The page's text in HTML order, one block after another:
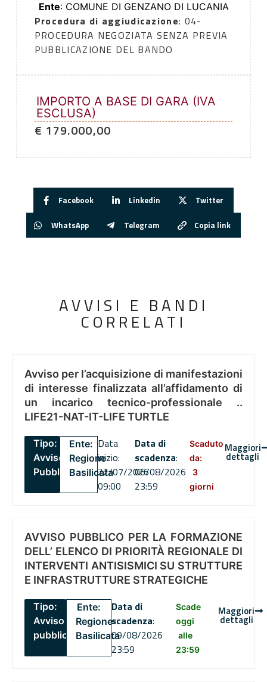
Ente: COMUNE DI GENZANO DI LUCANIA
Procedura di aggiudicazione: 04-
PROCEDURA NEGOZIATA SENZA PREVIA
PUBBLICAZIONE DEL BANDO
IMPORTO A BASE DI GARA (IVA
ESCLUSA)
€ 179.000,00
Facebook Linkedin Twitter
WhatsApp Telegram Copia link
AVVISI E BANDI
CORRELATI
Avviso per l’acquisizione di manifestazioni
di interesse finalizzata all’affidamento di
un incarico tecnico-professionale ..
LIFE21-NAT-IT-LIFE TURTLE
Tipo:
Avviso
Pubblico
Ente:
Regione
Basilicata
Data
inizio:
22/07/2026
09:00
Data di
scadenza:
06/08/2026
23:59
Scaduto
da:
3
giorni
Maggiori
dettagli
AVVISO PUBBLICO PER LA FORMAZIONE
DELL’ ELENCO DI PRIORITÀ REGIONALE DI
INTERVENTI ANTISISMICI SU STRUTTURE
E INFRASTRUTTURE STRATEGICHE
Tipo:
Avviso
pubblico
Ente:
Regione
Basilicata
Data di
scadenza:
09/08/2026
23:59
Scade
oggi
alle
23:59
Maggiori
dettagli